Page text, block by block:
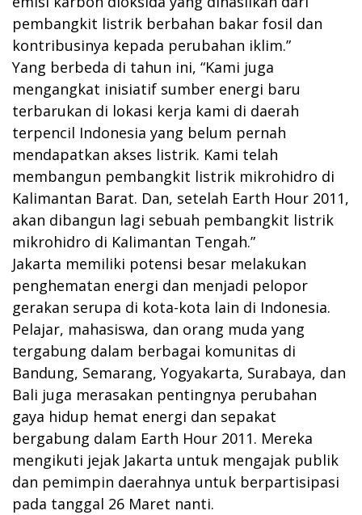
pembangkit listrik berbahan bakar fosil dan
kontribusinya kepada perubahan iklim.”
Yang berbeda di tahun ini, “Kami juga
mengangkat inisiatif sumber energi baru
terbarukan di lokasi kerja kami di daerah
terpencil Indonesia yang belum pernah
mendapatkan akses listrik. Kami telah
membangun pembangkit listrik mikrohidro di
Kalimantan Barat. Dan, setelah Earth Hour 2011,
akan dibangun lagi sebuah pembangkit listrik
mikrohidro di Kalimantan Tengah.”
Jakarta memiliki potensi besar melakukan
penghematan energi dan menjadi pelopor
gerakan serupa di kota-kota lain di Indonesia.
Pelajar, mahasiswa, dan orang muda yang
tergabung dalam berbagai komunitas di
Bandung, Semarang, Yogyakarta, Surabaya, dan
Bali juga merasakan pentingnya perubahan
gaya hidup hemat energi dan sepakat
bergabung dalam Earth Hour 2011. Mereka
mengikuti jejak Jakarta untuk mengajak publik
dan pemimpin daerahnya untuk berpartisipasi
pada tanggal 26 Maret nanti.